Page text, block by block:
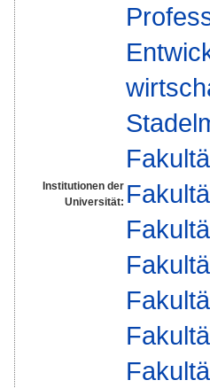
Institutionen der
Universität: